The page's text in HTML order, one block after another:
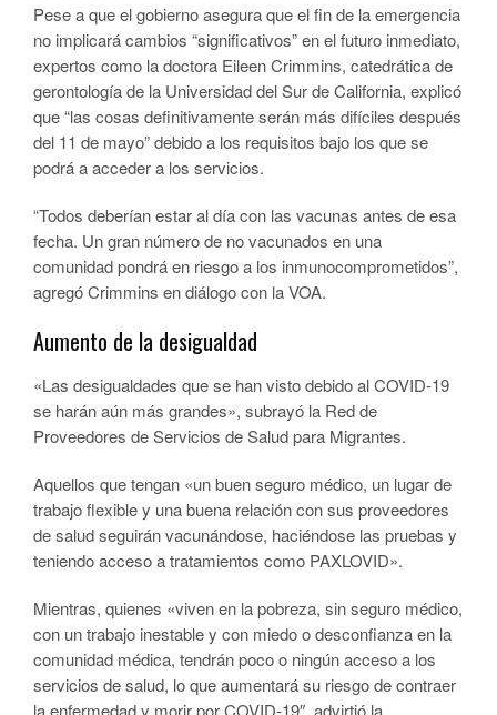
Pese a que el gobierno asegura que el fin de la emergencia
no implicará cambios “significativos” en el futuro inmediato,
expertos como la doctora Eileen Crimmins, catedrática de
gerontología de la Universidad del Sur de California, explicó
que “las cosas definitivamente serán más difíciles después
del 11 de mayo” debido a los requisitos bajo los que se
podrá a acceder a los servicios.
“Todos deberían estar al día con las vacunas antes de esa
fecha. Un gran número de no vacunados en una
comunidad pondrá en riesgo a los inmunocomprometidos”,
agregó Crimmins en diálogo con la VOA.
Aumento de la desigualdad
«Las desigualdades que se han visto debido al COVID-19
se harán aún más grandes», subrayó la Red de
Proveedores de Servicios de Salud para Migrantes.
Aquellos que tengan «un buen seguro médico, un lugar de
trabajo flexible y una buena relación con sus proveedores
de salud seguirán vacunándose, haciéndose las pruebas y
teniendo acceso a tratamientos como PAXLOVID».
Mientras, quienes «viven en la pobreza, sin seguro médico,
con un trabajo inestable y con miedo o desconfianza en la
comunidad médica, tendrán poco o ningún acceso a los
servicios de salud, lo que aumentará su riesgo de contraer
la enfermedad y morir por COVID-19″, advirtió la